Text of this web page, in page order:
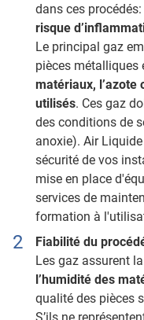
dans ces procédés:
risque
Le principal gaz
pièces métalliques
matériaux, l’azote
utilisés. Ces gaz
des conditions de
anoxie). Air
sécurité de vos
mise en place
services de
formation à
Fiabilité du
Les gaz assurent la
l’humidité des
qualité des pièces